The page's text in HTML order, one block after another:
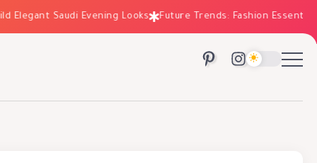
Saudi Evening Looks Future Trends: Fashion Essentials